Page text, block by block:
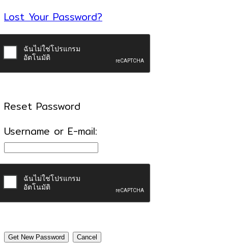
Lost Your Password?
Reset Password
Username or E-mail: